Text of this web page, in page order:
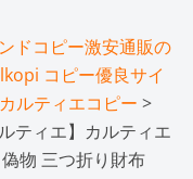
ドコピー激安通販の
コピー優良サイ
カルティエコピー >
ルティエ】カルティエ
物 三つ折り財布